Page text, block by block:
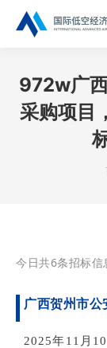
972w广
采购项目
今日共6条招标信
广西贺州市
2025年11月